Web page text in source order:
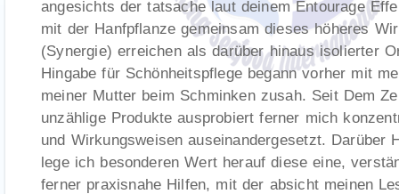
angesichts der tatsache laut deinem Entourage
mit der Hanfpflanze gemeinsam dieses höheres
(Synergie) erreichen als darüber hinaus isolierter
Hingabe für Schönheitspflege begann vorher mit
meiner Mutter beim Schminken zusah. Seit Dem
unzählige Produkte ausprobiert ferner mich
und Wirkungsweisen auseinandergesetzt. Darüber
lege ich besonderen Wert herauf diese eine,
ferner praxisnahe Hilfen, mit der absicht meinen